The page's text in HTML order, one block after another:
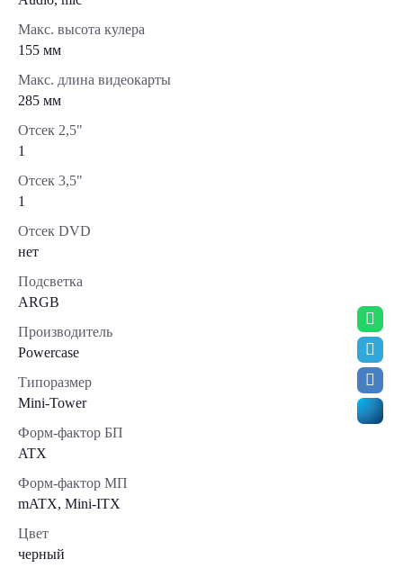
Макс. высота кулера
155 мм
Макс. длина видеокарты
285 мм
Отсек 2,5"
1
Отсек 3,5"
1
Отсек DVD
нет
Подсветка
ARGB
Производитель
Powercase
Типоразмер
Mini-Tower
Форм-фактор БП
ATX
Форм-фактор МП
mATX, Mini-ITX
Цвет
черный